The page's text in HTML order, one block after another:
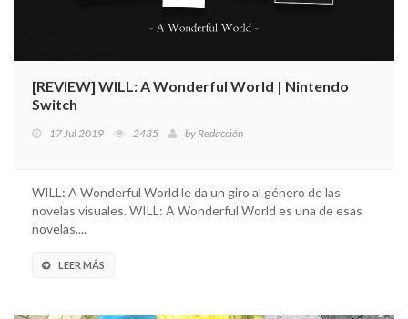
[REVIEW] WILL: A Wonderful World | Nintendo
Switch
17 Jul 2019 2435 byRedacción
WILL: A Wonderful World le da un giro al género de las
novelas visuales. WILL: A Wonderful World es una de esas
novelas....
LEER MÁS